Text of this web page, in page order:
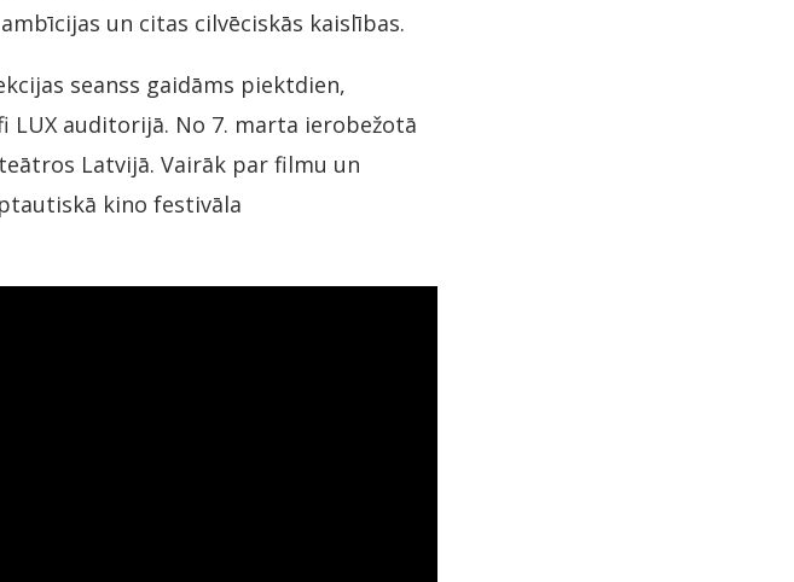
un citas cilvēciskās kaislības.
seanss gaidāms piektdien,
LUX auditorijā. No 7. marta ierobežotā
Latvijā. Vairāk par filmu un
kino festivāla